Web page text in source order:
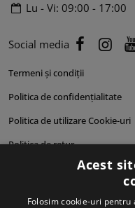
Lu - Vi: 09:00 - 17:00
Social media
Termeni și condiții
Politica de confidențialitate
Politica de utilizare Cookie-uri
Politica de retur
Acest
Folosim cookie-uri